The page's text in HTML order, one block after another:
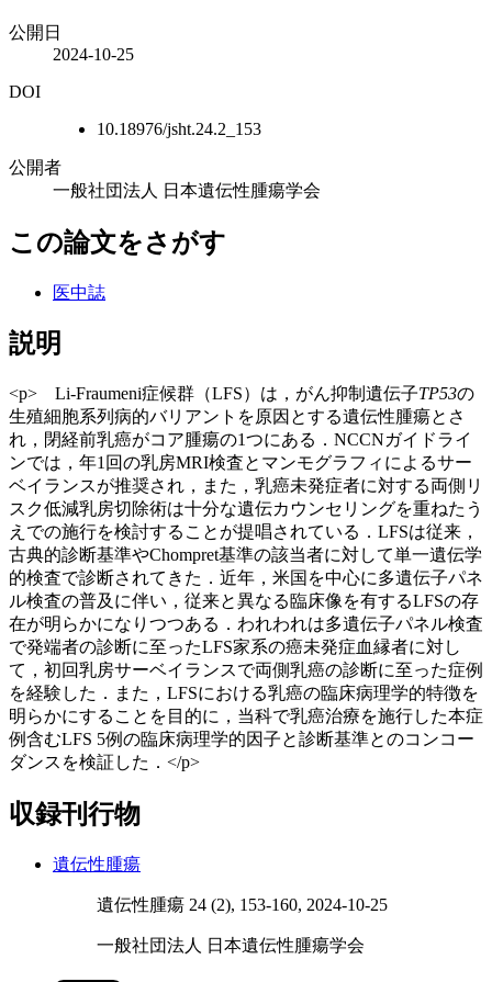
公開日
2024-10-25
DOI
10.18976/jsht.24.2_153
公開者
一般社団法人 日本遺伝性腫瘍学会
この論文をさがす
医中誌
説明
<p> Li-Fraumeni症候群（LFS）は，がん抑制遺伝子TP53の
生殖細胞系列病的バリアントを原因とする遺伝性腫瘍とさ
れ，閉経前乳癌がコア腫瘍の1つにある．NCCNガイドライ
ンでは，年1回の乳房MRI検査とマンモグラフィによるサー
ベイランスが推奨され，また，乳癌未発症者に対する両側リ
スク低減乳房切除術は十分な遺伝カウンセリングを重ねたう
えでの施行を検討することが提唱されている．LFSは従来，
古典的診断基準やChompret基準の該当者に対して単一遺伝学
的検査で診断されてきた．近年，米国を中心に多遺伝子パネ
ル検査の普及に伴い，従来と異なる臨床像を有するLFSの存
在が明らかになりつつある．われわれは多遺伝子パネル検査
で発端者の診断に至ったLFS家系の癌未発症血縁者に対し
て，初回乳房サーベイランスで両側乳癌の診断に至った症例
を経験した．また，LFSにおける乳癌の臨床病理学的特徴を
明らかにすることを目的に，当科で乳癌治療を施行した本症
例含むLFS 5例の臨床病理学的因子と診断基準とのコンコー
ダンスを検証した．</p>
収録刊行物
遺伝性腫瘍
遺伝性腫瘍 24 (2), 153-160, 2024-10-25
一般社団法人 日本遺伝性腫瘍学会